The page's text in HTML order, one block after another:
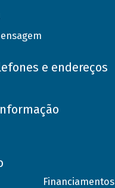
e endereços
Financiamentos